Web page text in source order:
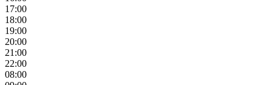
17:00
18:00
19:00
20:00
21:00
22:00
08:00